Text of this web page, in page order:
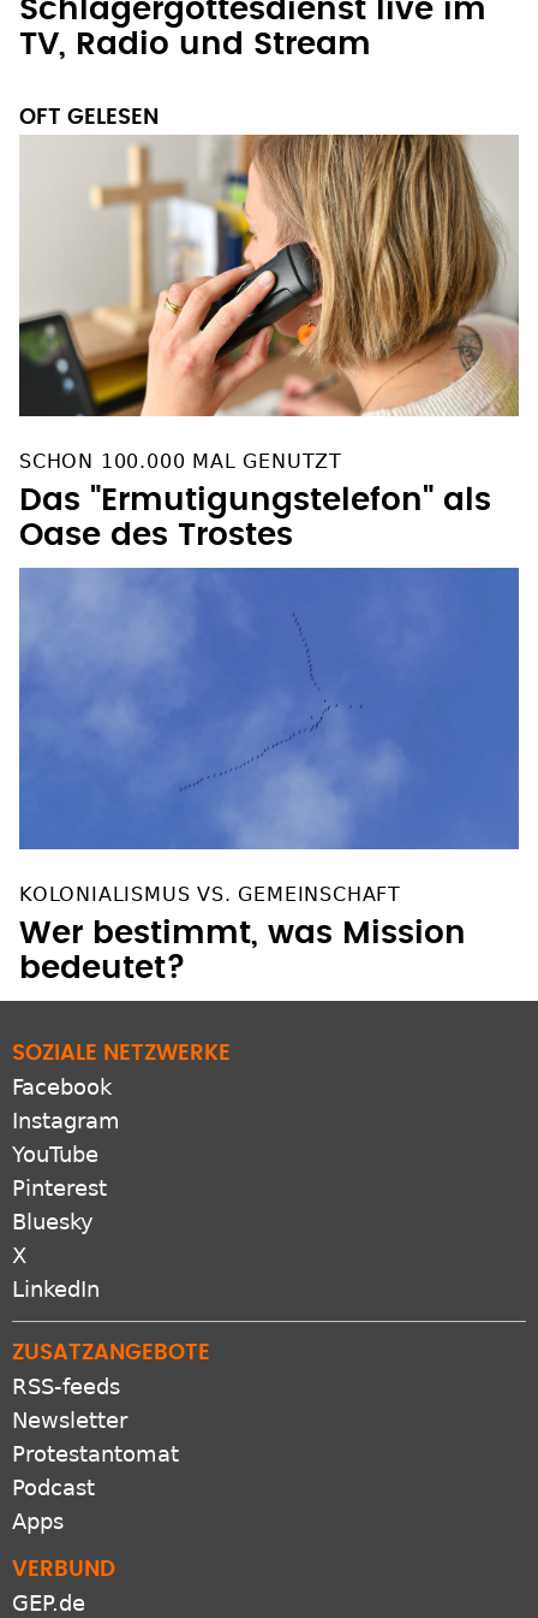
Schlagergottesdienst live im
TV, Radio und Stream
OFT GELESEN
SCHON 100.000 MAL GENUTZT
Das "Ermutigungstelefon" als
Oase des Trostes
KOLONIALISMUS VS. GEMEINSCHAFT
Wer bestimmt, was Mission
bedeutet?
SOZIALE NETZWERKE
Facebook
Instagram
YouTube
Pinterest
Bluesky
X
LinkedIn
ZUSATZANGEBOTE
RSS-feeds
Newsletter
Protestantomat
Podcast
Apps
VERBUND
GEP.de